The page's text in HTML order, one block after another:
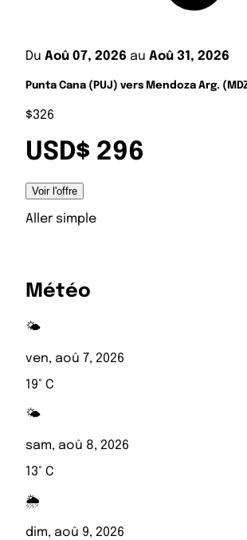
Du Aoû 07, 2026 au Aoû 31, 2026
Punta Cana (PUJ) vers Mendoza Arg.
$326
USD$ 296
Voir l'offre
Aller simple
Météo
🌤️
ven, aoû 7, 2026
19° C
🌤️
sam, aoû 8, 2026
13° C
🌦️
dim, aoû 9, 2026